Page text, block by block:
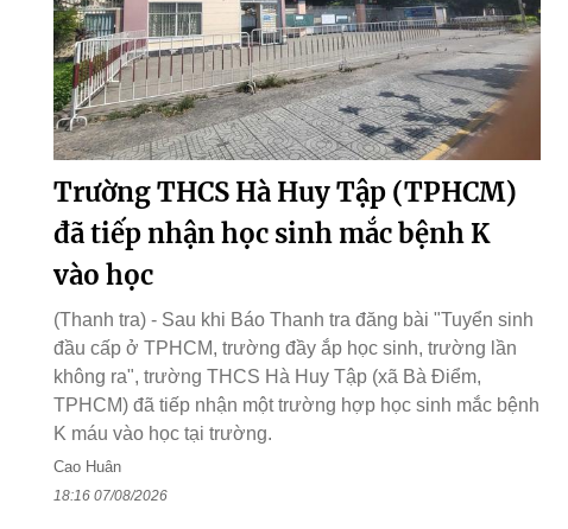
Trường THCS Hà Huy Tập (TPHCM)
đã tiếp nhận học sinh mắc bệnh K
vào học
(Thanh tra) - Sau khi Báo Thanh tra đăng bài "Tuyển sinh
đầu cấp ở TPHCM, trường đầy ắp học sinh, trường lần
không ra", trường THCS Hà Huy Tập (xã Bà Điểm,
TPHCM) đã tiếp nhận một trường hợp học sinh mắc bệnh
K máu vào học tại trường.
Cao Huân
18:16 07/08/2026